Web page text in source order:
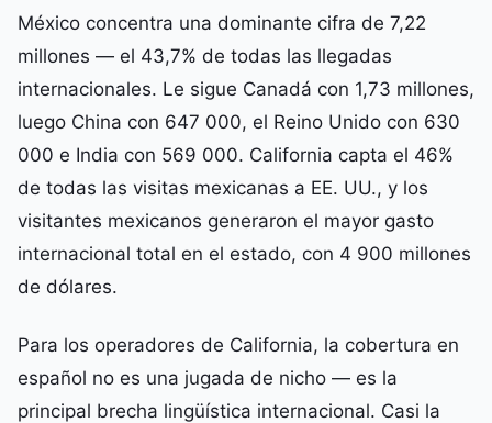
México concentra una dominante cifra de 7,22
millones — el 43,7% de todas las llegadas
internacionales. Le sigue Canadá con 1,73 millones,
luego China con 647 000, el Reino Unido con 630
000 e India con 569 000. California capta el 46%
de todas las visitas mexicanas a EE. UU., y los
visitantes mexicanos generaron el mayor gasto
internacional total en el estado, con 4 900 millones
de dólares.
Para los operadores de California, la cobertura en
español no es una jugada de nicho — es la
principal brecha lingüística internacional. Casi la